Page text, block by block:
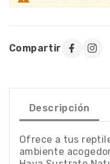
Compartir
Descripción
Ofrece a tus
ambiente